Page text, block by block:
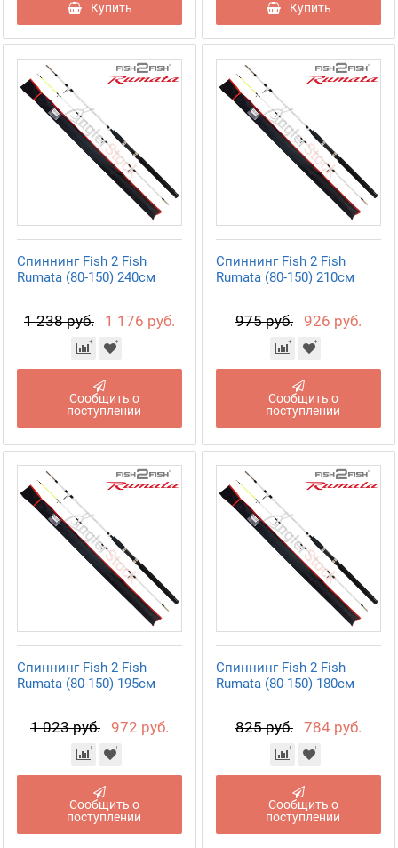
Купить Купить
Спиннинг Fish 2 Fish
Rumata (80-150) 240см
1 238 руб. 1 176 руб.
Сообщить о
поступлении
Спиннинг Fish 2 Fish
Rumata (80-150) 210см
975 руб. 926 руб.
Сообщить о
поступлении
Спиннинг Fish 2 Fish
Rumata (80-150) 195см
1 023 руб. 972 руб.
Сообщить о
поступлении
Спиннинг Fish 2 Fish
Rumata (80-150) 180см
825 руб. 784 руб.
Сообщить о
поступлении